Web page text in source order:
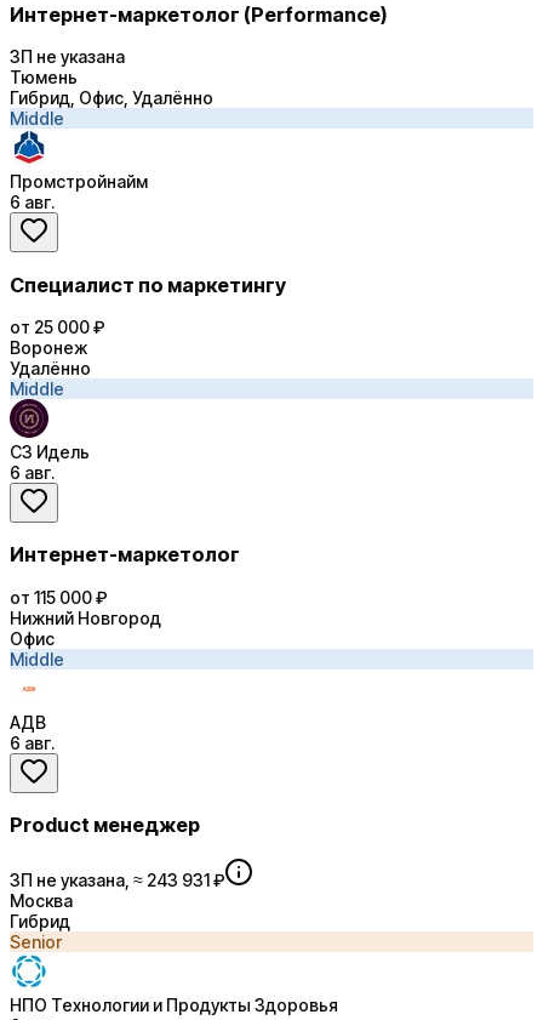
Интернет-маркетолог (Performance)
ЗП не указана
Тюмень
Гибрид, Офис, Удалённо
Middle
Промстройнайм
6 авг.
Специалист по маркетингу
от 25 000 ₽
Воронеж
Удалённо
Middle
СЗ Идель
6 авг.
Интернет-маркетолог
от 115 000 ₽
Нижний Новгород
Офис
Middle
АДВ
6 авг.
Product менеджер
ЗП не указана, ≈ 243 931 ₽
Москва
Гибрид
Senior
НПО Технологии и Продукты Здоровья